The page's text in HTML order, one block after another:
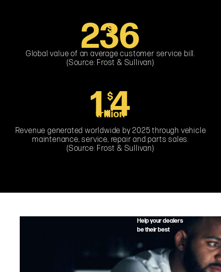
$
251
Global value of an average customer service bill.
(Source: Frost & Sullivan)
$
1.4
trillion
Revenue generated worldwide by 2025 through vehicle
maintenance, service, repair and parts sales.
(Source: Frost & Sullivan)
Help your dealers
be their best